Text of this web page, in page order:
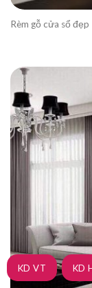
Rèm gỗ cửa sổ
KD VT KD